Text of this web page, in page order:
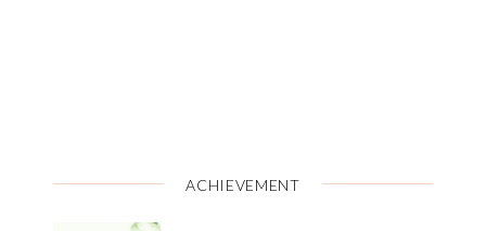
ACHIEVEMENT